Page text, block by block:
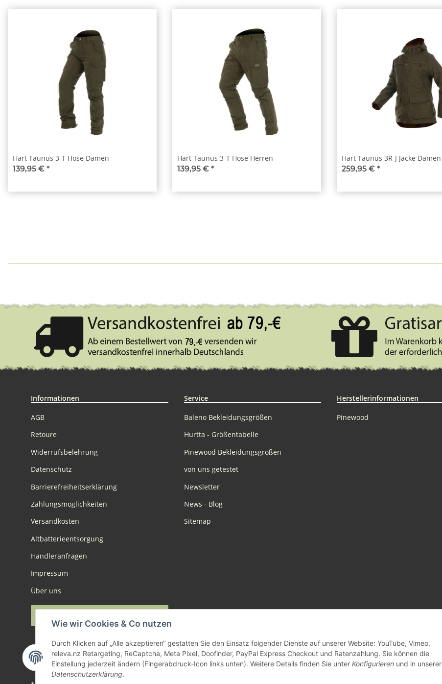
Wie wir Cookies & Co nutzen
Durch Klicken auf „Alle akzeptieren“ gestatten Sie den Einsatz folgender Dienste auf unserer Website: YouTube, Vimeo,
releva.nz Retargeting, ReCaptcha, Meta Pixel, Doofinder, PayPal Express Checkout und Ratenzahlung. Sie können die
Einstellung jederzeit ändern (Fingerabdruck-Icon links unten). Weitere Details finden Sie unter Konfigurieren und in unserer
Datenschutzerklärung.
Hart Taunus 3-T Hose Damen
139,95 € *
Hart Taunus 3-T Hose Herren
139,95 € *
Hart Taunus 3R-J Jacke Damen
259,95 € *
Informationen
AGB
Retoure
Widerrufsbelehrung
Datenschutz
Barrierefreiheitserklärung
Zahlungsmöglichkeiten
Versandkosten
Altbatterieentsorgung
Händleranfragen
Impressum
Über uns
Service
Baleno Bekleidungsgrößen
Hurtta - Größentabelle
Pinewood Bekleidungsgrößen
von uns getestet
Newsletter
News - Blog
Sitemap
Herstellerinformationen
Pinewood